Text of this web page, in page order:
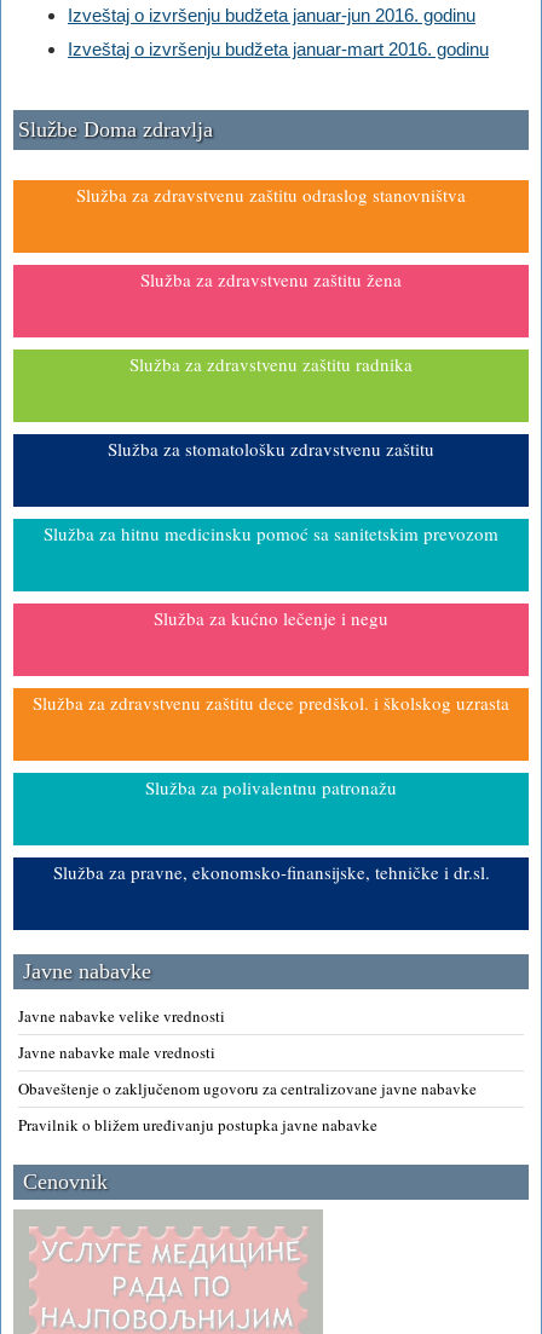
Izveštaj o izvršenju budžeta januar-jun 2016. godinu
Izveštaj o izvršenju budžeta januar-mart 2016. godinu
Službe Doma zdravlja
Služba za zdravstvenu zaštitu odraslog stanovništva
Služba za zdravstvenu zaštitu žena
Služba za zdravstvenu zaštitu radnika
Služba za stomatološku zdravstvenu zaštitu
Služba za hitnu medicinsku pomoć sa sanitetskim prevozom
Služba za kućno lečenje i negu
Služba za zdravstvenu zaštitu dece predškol. i školskog uzrasta
Služba za polivalentnu patronažu
Služba za pravne, ekonomsko-finansijske, tehničke i dr.sl.
Javne nabavke
Javne nabavke velike vrednosti
Javne nabavke male vrednosti
Obaveštenje o zaključenom ugovoru za centralizovane javne nabavke
Pravilnik o bližem uređivanju postupka javne nabavke
Cenovnik